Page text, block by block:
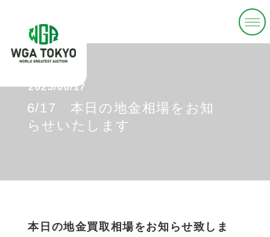
2025/06/17
6/17 本日の地金相場をお知
らせいたします
本日の地金買取相場をお知らせ致しま